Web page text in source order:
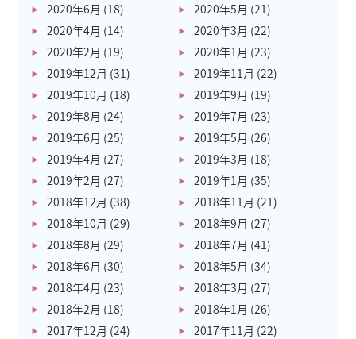
2020年6月 (18) 2020年5月 (21)
2020年4月 (14) 2020年3月 (22)
2020年2月 (19) 2020年1月 (23)
2019年12月 (31) 2019年11月 (22)
2019年10月 (18) 2019年9月 (19)
2019年8月 (24) 2019年7月 (23)
2019年6月 (25) 2019年5月 (26)
2019年4月 (27) 2019年3月 (18)
2019年2月 (27) 2019年1月 (35)
2018年12月 (38) 2018年11月 (21)
2018年10月 (29) 2018年9月 (27)
2018年8月 (29) 2018年7月 (41)
2018年6月 (30) 2018年5月 (34)
2018年4月 (23) 2018年3月 (27)
2018年2月 (18) 2018年1月 (26)
2017年12月 (24) 2017年11月 (22)